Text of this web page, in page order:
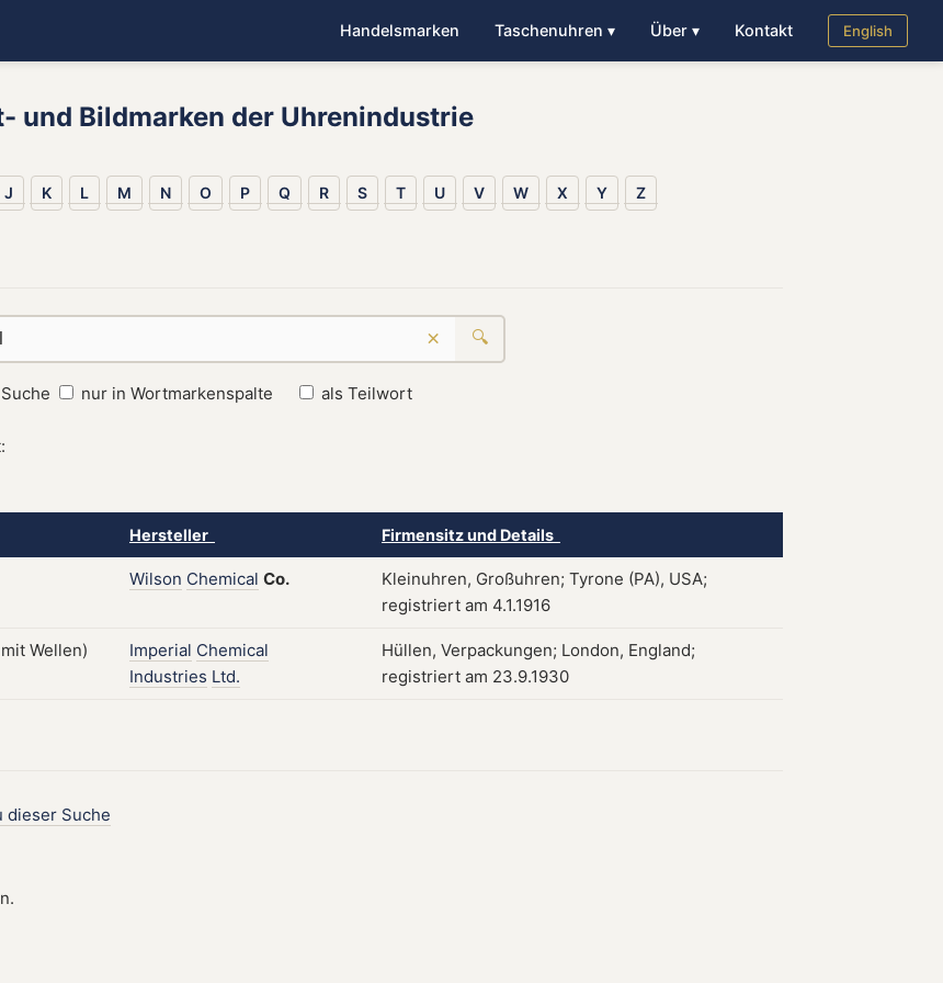
Handelsmarken Taschenuhren ▾ Über ▾ Kontakt English
und Bildmarken der Uhrenindustrie
J K L M N O P Q R S T U V W X Y Z
× 🔍
Suche nur in Wortmarkenspalte als Teilwort
Hersteller Firmensitz und Details
Wilson Chemical Co.
Kleinuhren, Großuhren; Tyrone (PA), USA;
registriert am 4.1.1916
Imperial Chemical
Industries Ltd.
Hüllen, Verpackungen; London, England;
registriert am 23.9.1930
dieser Suche